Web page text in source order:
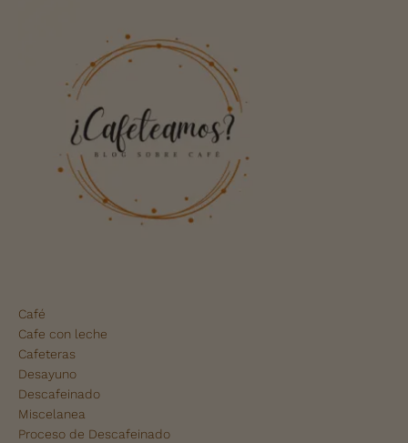
Café
Cafe con leche
Cafeteras
Desayuno
Descafeinado
Miscelanea
Proceso de Descafeinado